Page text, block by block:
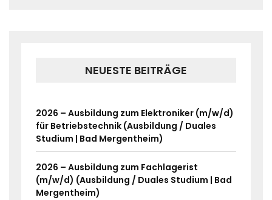
NEUESTE BEITRÄGE
2026 – Ausbildung zum Elektroniker (m/w/d)
für Betriebstechnik (Ausbildung / Duales
Studium | Bad Mergentheim)
2026 – Ausbildung zum Fachlagerist
(m/w/d) (Ausbildung / Duales Studium | Bad
Mergentheim)